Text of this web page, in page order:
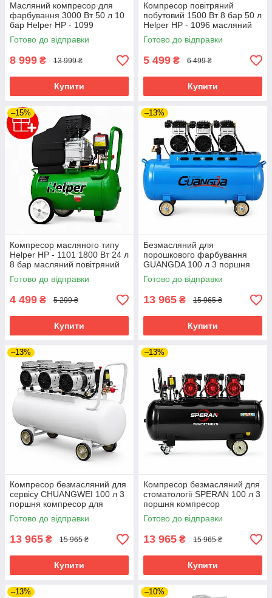
Масляний компресор для
фарбування 3000 Вт 50 л 10
бар Helper HP - 1099
поршневий компресор
двоциліндровий
Готово до відправки
8 999 ₴ 13 999 ₴
Купити
Компресор повітряний
побутовий 1500 Вт 8 бар 50 л
Helper HP - 1096 масляний
компресор для автосервісу
Готово до відправки
5 499 ₴ 6 499 ₴
Купити
–15%
Компресор масляного типу
Helper HP - 1101 1800 Вт 24 л
8 бар масляний повітряний
компресор масляний
компресор високий тиск
Готово до відправки
4 499 ₴ 5 299 ₴
Купити
–13%
Безмасляний для
порошкового фарбування
GUANGDA 100 л 3 поршня
компресор безмасляний для
аерографа
Готово до відправки
13 965 ₴ 15 965 ₴
Купити
–13%
Компресор безмасляний для
сервісу CHUANGWEI 100 л 3
поршня компресор для
фарбування меблів
Готово до відправки
13 965 ₴ 15 965 ₴
Купити
–13%
Компресор безмасляний для
стоматології SPERAN 100 л 3
поршня компресор
безмасляний для аерографа
повітряний компресор
Готово до відправки
13 965 ₴ 15 965 ₴
Купити
–13% –10%